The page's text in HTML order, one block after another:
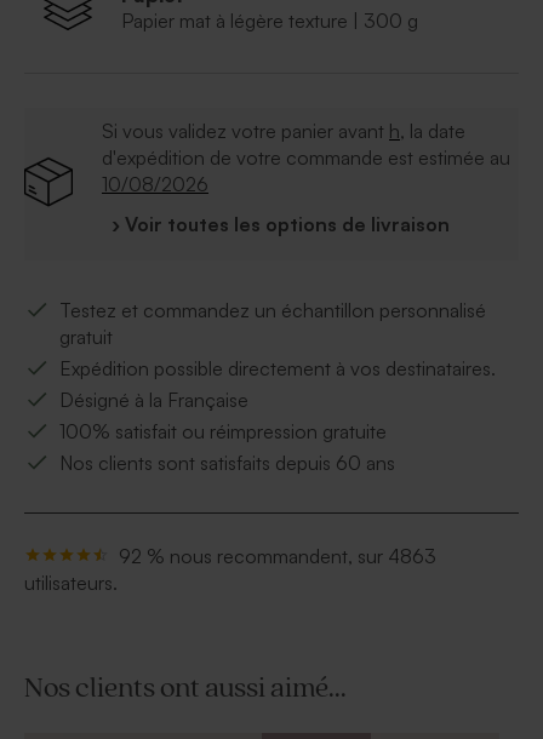
Papier mat à légère texture | 300 g
Si vous validez votre panier avant h, la date
d'expédition de votre commande est estimée au
10/08/2026
› Voir toutes les options de livraison
Testez et commandez un échantillon personnalisé
gratuit
Expédition possible directement à vos destinataires.
Désigné à la Française
100% satisfait ou réimpression gratuite
Nos clients sont satisfaits depuis 60 ans
92 % nous recommandent, sur 4863
utilisateurs.
Nos clients ont aussi aimé...